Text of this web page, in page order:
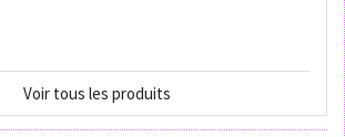
Voir tous les produits